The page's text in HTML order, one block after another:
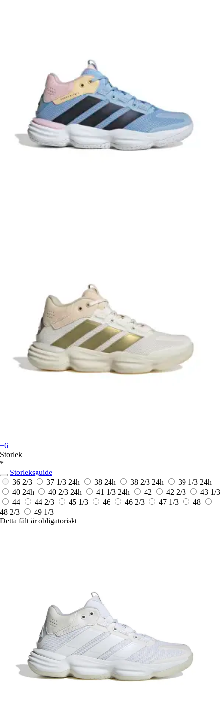
+6
Storlek
*
Storleksguide
36 2/3
37 1/3 24h 38 24h 38 2/3 24h 39 1/3 24h
40 24h 40 2/3 24h 41 1/3 24h 42 42 2/3
43 1/3
44
44 2/3 45 1/3 46 46 2/3 47 1/3
48
48 2/3
49 1/3
Detta fält är obligatoriskt